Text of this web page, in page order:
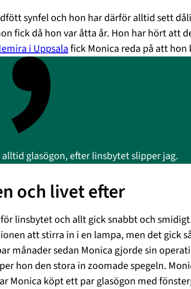
synfel och hon har därför alltid sett
fick då hon var åtta år. Hon har hört att
i Uppsalafick Monica reda på att
glasögon, efter linsbytet slipper jag.
och livet efter
linsbytet och allt gick snabbt och
att stirra in i en lampa, men det gick
månader sedan Monica gjorde sin
hon den stora in zoomade spegeln.
Monica köpt ett par glasögon med